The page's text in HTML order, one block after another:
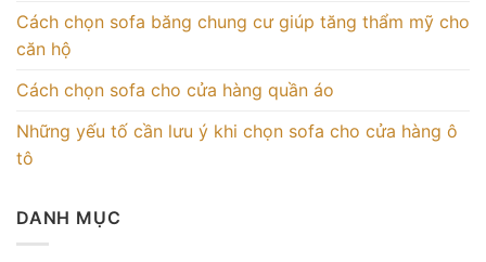
Cách chọn sofa băng chung cư giúp tăng thẩm mỹ cho
căn hộ
Cách chọn sofa cho cửa hàng quần áo
Những yếu tố cần lưu ý khi chọn sofa cho cửa hàng ô
tô
DANH MỤC